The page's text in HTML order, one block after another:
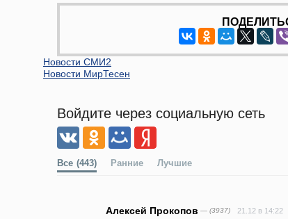
Новости СМИ2
Новости МирТесен
Войдите через социальную сеть
Все (443) Ранние Лучшие
Алексей Прокопов — (3937) 21.12 в 14:22